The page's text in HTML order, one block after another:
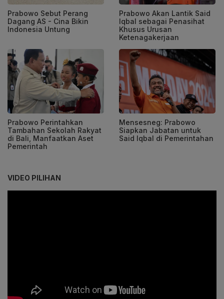
Prabowo Sebut Perang
Dagang AS - Cina Bikin
Indonesia Untung
Prabowo Akan Lantik Said
Iqbal sebagai Penasihat
Khusus Urusan
Ketenagakerjaan
Prabowo Perintahkan
Tambahan Sekolah Rakyat
di Bali, Manfaatkan Aset
Pemerintah
Mensesneg: Prabowo
Siapkan Jabatan untuk
Said Iqbal di Pemerintahan
VIDEO PILIHAN